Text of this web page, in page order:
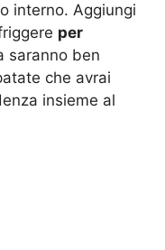
interno. Aggiungi
per
saranno ben
che avrai
insieme al